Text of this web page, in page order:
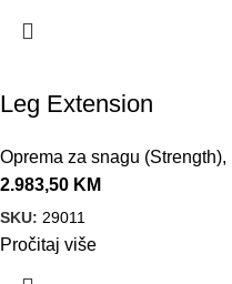
Leg Extension
Oprema za snagu (Strength),
2.983,50 KM
SKU: 29011
Pročitaj više